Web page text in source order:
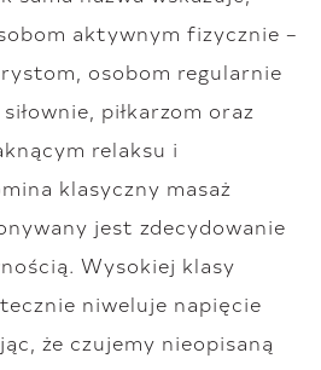
aktywnym fizycznie –
osobom regularnie
piłkarzom oraz
relaksu i
klasyczny masaż
jest zdecydowanie
Wysokiej klasy
niweluje napięcie
że czujemy nieopisaną